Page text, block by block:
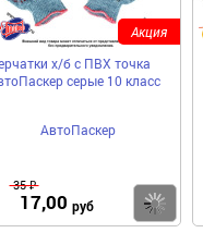
х/б с ПВХ точка
серые 10 класс
АвтоПаскер
35 ₽
17,00 руб
Акция